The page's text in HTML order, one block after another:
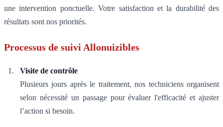
une intervention ponctuelle. Votre satisfaction et la durabilité des
résultats sont nos priorités.
Processus de suivi Allonuizibles
Visite de contrôle
Plusieurs jours après le traitement, nos techniciens organisent
selon nécessité un passage pour évaluer l'efficacité et ajuster
l’action si besoin.